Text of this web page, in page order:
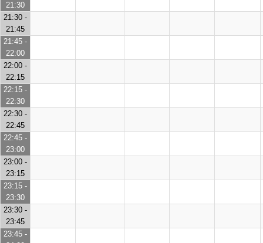
21:30
21:30 -
21:45
21:45 -
22:00
22:00 -
22:15
22:15 -
22:30
22:30 -
22:45
22:45 -
23:00
23:00 -
23:15
23:15 -
23:30
23:30 -
23:45
23:45 -